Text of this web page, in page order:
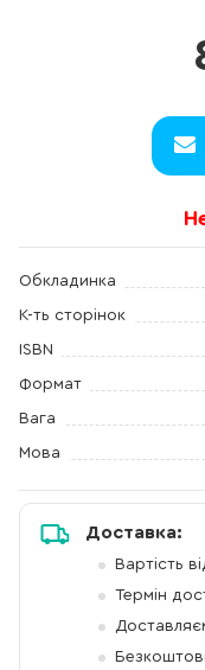
Обкладинка
К-ть сторінок
ISBN
Формат
Вага
Мова
Доставка:
Вартість
Термін